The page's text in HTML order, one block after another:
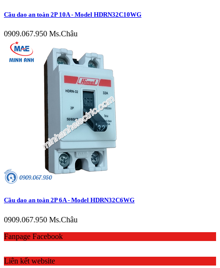
Cầu dao an toàn 2P 10A - Model HDRN32C10WG
0909.067.950 Ms.Châu
Cầu dao an toàn 2P 6A - Model HDRN32C6WG
0909.067.950 Ms.Châu
Fanpage Facebook
Liên kết website